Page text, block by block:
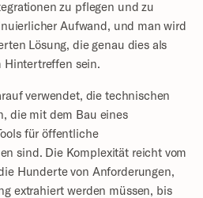
zu pflegen und zu
Aufwand, und man wird
Lösung, die genau dies als
Hintertreffen sein.
verwendet, die technischen
die mit dem Bau eines
für öffentliche
sind. Die Komplexität reicht vom
Hunderte von Anforderungen,
extrahiert werden müssen, bis